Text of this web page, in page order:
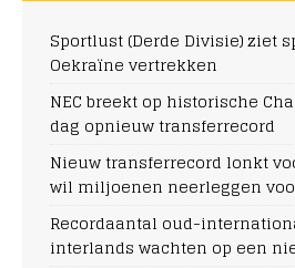
Sportlust (Derde Divisie) ziet
Oekraïne vertrekken
NEC breekt op historische
dag opnieuw transferrecord
Nieuw transferrecord lonkt
wil miljoenen neerleggen
Recordaantal oud-
interlands wachten op een